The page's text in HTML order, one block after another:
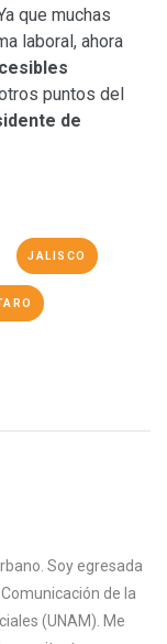
que muchas
laboral, ahora
puntos del
de
JALISCO
Soy egresada
de la
(UNAM). Me